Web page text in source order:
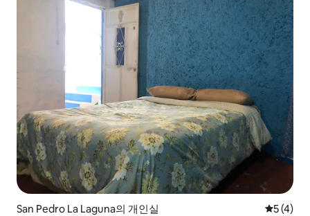
San Pedro La Laguna의 개인실 평점 5점
5 (4)